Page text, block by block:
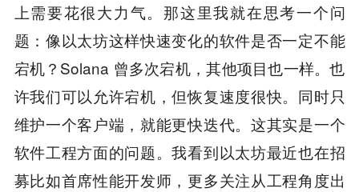
上需要花很大力气。那这里我就在思考一个问
题：像以太坊这样快速变化的软件是否一定不能
宕机？Solana 曾多次宕机，其他项目也一样。也
许我们可以允许宕机，但恢复速度很快。同时只
维护一个客户端，就能更快迭代。这其实是一个
软件工程方面的问题。我看到以太坊最近也在招
募比如首席性能开发师，更多关注从工程角度出